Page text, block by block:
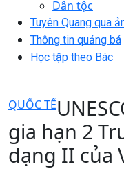
Dân tộc
Tuyên Quang qua
Thông tin quảng bá
Học tập theo Bác
QUỐC TẾ
gia hạn 2
dạng II của